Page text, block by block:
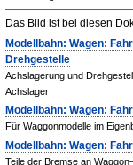
Das Bild ist bei diesen
Modellbahn: Wagen:
Drehgestelle
Achslagerung und
Achslager
Modellbahn: Wagen:
Für Waggonmodelle im
Modellbahn: Wagen:
Teile der Bremse an